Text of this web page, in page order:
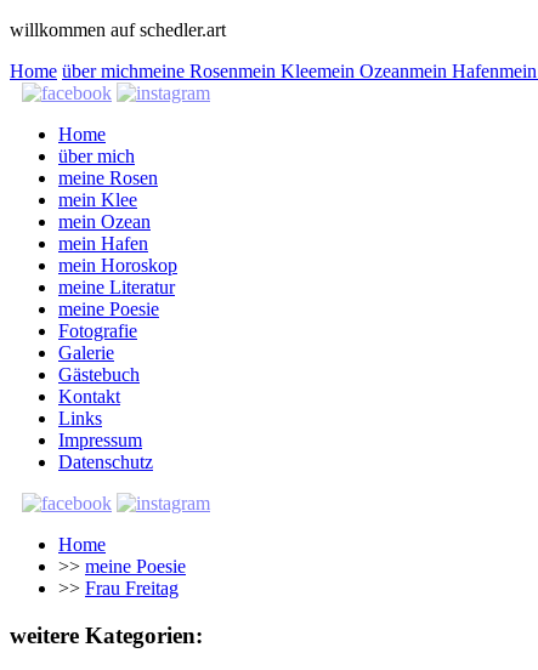
willkommen auf schedler.art
Home über michmeine Rosenmein Kleemein Ozeanmein Hafen
Home
über mich
meine Rosen
mein Klee
mein Ozean
mein Hafen
mein Horoskop
meine Literatur
meine Poesie
Fotografie
Galerie
Gästebuch
Kontakt
Links
Impressum
Datenschutz
Home
>> meine Poesie
>> Frau Freitag
weitere Kategorien: